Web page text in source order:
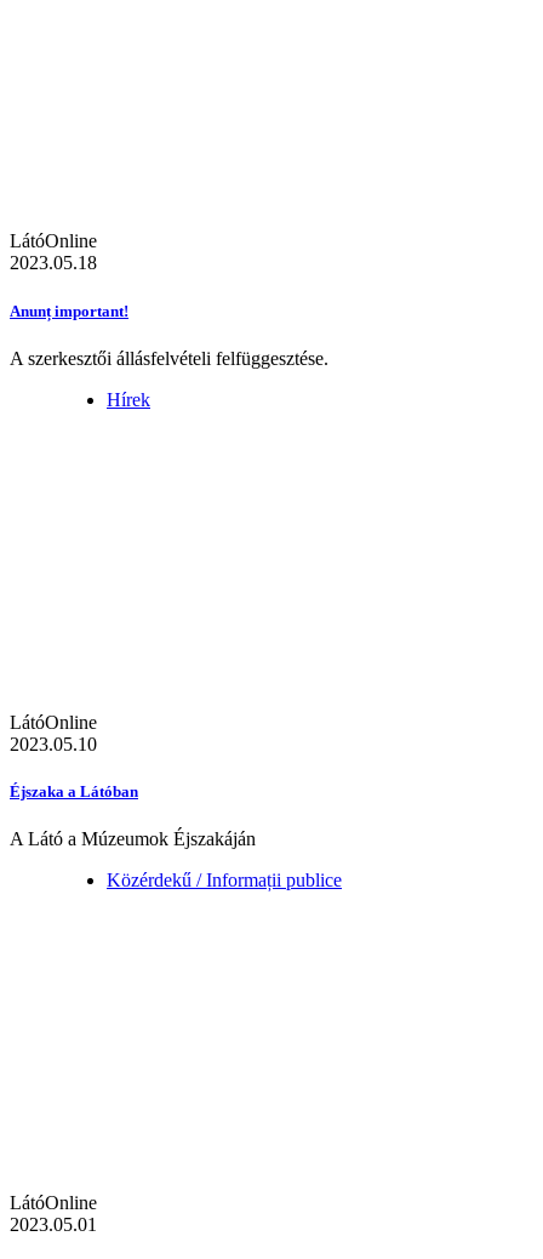
LátóOnline
2023.05.18
Anunț important!
A szerkesztői állásfelvételi felfüggesztése.
Hírek
LátóOnline
2023.05.10
Éjszaka a Látóban
A Látó a Múzeumok Éjszakáján
Közérdekű / Informații publice
LátóOnline
2023.05.01